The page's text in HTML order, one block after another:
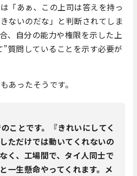
「あぁ、この上司は答えを持っ
ないのだな」と判断されてしま
、自分の能力や権限を示した上
”質問していることを示す必要が
あったそうです。
ことです。『きれいにしてく
ただけでは動いてくれないの
く、工場間で、タイ人同士で
一生懸命やってくれます。メ